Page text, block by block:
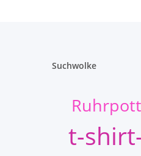
Suchwolke
t-